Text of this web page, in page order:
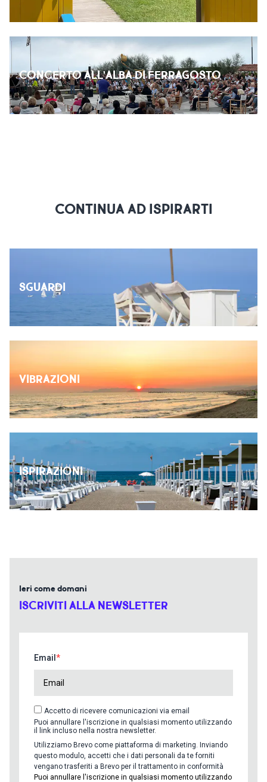
CONCERTO ALL’ALBA DI FERRAGOSTO
CONTINUA AD ISPIRARTI
SGUARDI
VIBRAZIONI
ISPIRAZIONI
Ieri come domani
ISCRIVITI ALLA NEWSLETTER
Email
Accetto di ricevere comunicazioni via email
Puoi annullare l'iscrizione in qualsiasi momento utilizzando
il link incluso nella nostra newsletter.
Utilizziamo Brevo come piattaforma di marketing. Inviando
questo modulo, accetti che i dati personali da te forniti
vengano trasferiti a Brevo per il trattamento in conformità
Puoi annullare l'iscrizione in qualsiasi momento utilizzando